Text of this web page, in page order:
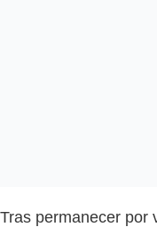
Tras permanecer por